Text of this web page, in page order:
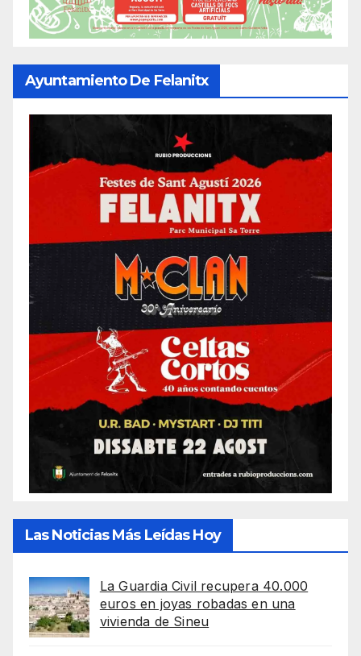
Ayuntamiento De Felanitx
Las Noticias Más Leídas Hoy
La Guardia Civil recupera 40.000
euros en joyas robadas en una
vivienda de Sineu